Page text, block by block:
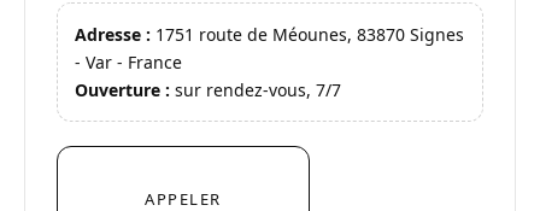
Adresse : 1751 route de Méounes, 83870 Signes
- Var - France
Ouverture : sur rendez-vous, 7/7
APPELER